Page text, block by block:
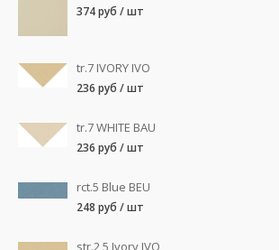
374 руб / шт
tr.7 IVORY IVO
236 руб / шт
tr.7 WHITE BAU
236 руб / шт
rct.5 Blue BEU
248 руб / шт
str.2,5 Ivory IVO